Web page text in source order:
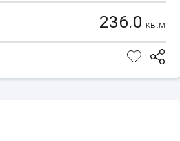
236.0 кв.м